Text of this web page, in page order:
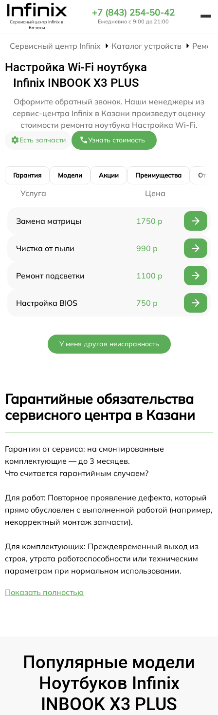
Сервисный центр Infinixв
Казани
+7 (843) 254-50-42
Ежедневно с 9:00 до 21:00
Сервисный центр Infinix Каталог устройств
Настройка Wi-Fi ноутбука
Infinix INBOOK X3 PLUS
Оформите обратный звонок. Наши менеджеры из
сервис-центра Infinix в Казани произведут оценку
стоимости ремонта ноутбука Настройка Wi-Fi.
Есть запчасти Узнать стоимость
Гарантия Модели Акции Преимущества
Услуга Цена
Замена матрицы 1750 р
Чистка от пыли 990 р
Ремонт подсветки 1100 р
Настройка BIOS 750 р
У меня другая неисправность
Гарантийные обязательства
сервисного центра в Казани
Гарантия от сервиса: на смонтированные
комплектующие — до 3 месяцев.
Что считается гарантийным случаем?
Для работ: Повторное проявление дефекта, который
прямо обусловлен с выполненной работой (например,
некорректный монтаж запчасти).
Для комплектующих: Преждевременный выход из
строя, утрата работоспособности или техническим
параметрам при нормальном использовании.
Показать полностью
Популярные модели
Ноутбуков Infinix
INBOOK X3 PLUS